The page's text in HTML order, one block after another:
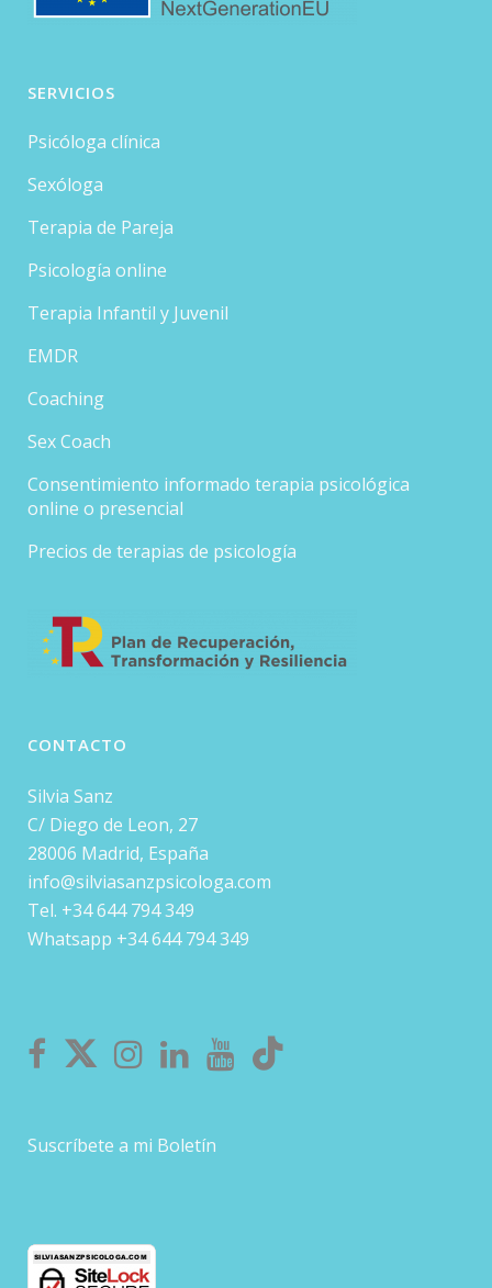
SERVICIOS
Psicóloga clínica
Sexóloga
Terapia de Pareja
Psicología online
Terapia Infantil y Juvenil
EMDR
Coaching
Sex Coach
Consentimiento informado terapia psicológica
online o presencial
Precios de terapias de psicología
CONTACTO
Silvia Sanz
C/ Diego de Leon, 27
28006 Madrid, España
info@silviasanzpsicologa.com
Tel. +34 644 794 349
Whatsapp +34 644 794 349
Suscríbete a mi Boletín